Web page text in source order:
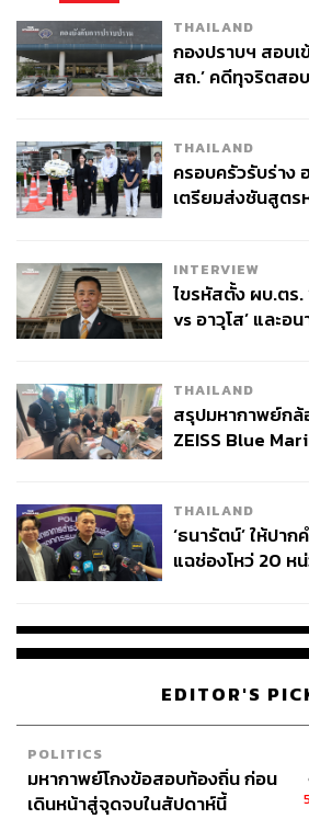
THAILAND
กองปราบฯ สอบ
สถ.’ คดีทุจริตสอ
THAILAND
ครอบครัวรับร่าง
เตรียมส่งชันสูตร
INTERVIEW
ไขรหัสตั้ง ผบ.ตร.
vs อาวุโส’ และอ
THAILAND
สรุปมหากาพย์กล้
ZEISS Blue
จ่ายหนี้-แอบระบุแ
THAILAND
‘ธนารัตน์’ ให้ปาก
แฉช่องโหว่ 20 ห
EDITOR'S
POLITICS
มหากาพย์โกงข้อสอบท้องถิ่น ก่อน
เดินหน้าสู่จุดจบในสัปดาห์นี้